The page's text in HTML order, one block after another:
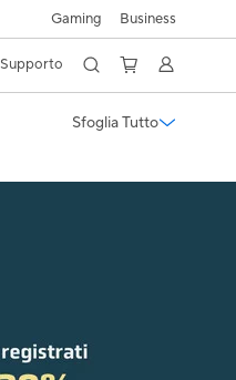
Gaming Business
Supporto
Sfoglia Tutto